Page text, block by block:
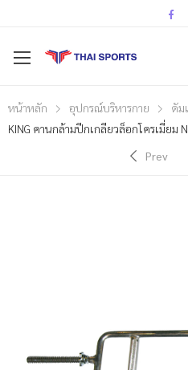
หน้าหลัก อุปกรณ์บริหารกาย
ดัม
KING คานกล้ามปีกเกลียวล็อกโครเมี่ยม
Prev